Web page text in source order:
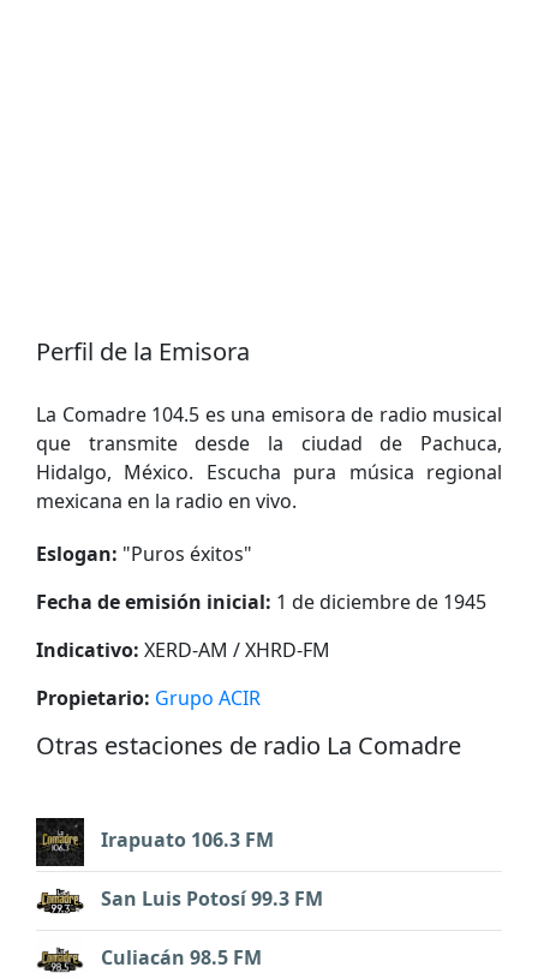
Perfil de la Emisora
La Comadre 104.5 es una emisora ​​de radio musical
que transmite desde la ciudad de Pachuca,
Hidalgo, México. Escucha pura música regional
mexicana en la radio en vivo.
Eslogan: "Puros éxitos"
Fecha de emisión inicial: 1 de diciembre de 1945
Indicativo: XERD-AM / XHRD-FM
Propietario: Grupo ACIR
Otras estaciones de radio La Comadre
Irapuato 106.3 FM
San Luis Potosí 99.3 FM
Culiacán 98.5 FM